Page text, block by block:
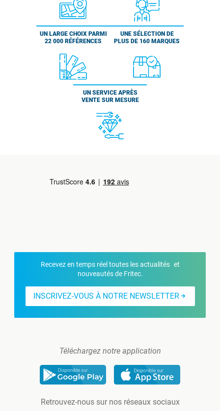
UN LARGE CHOIX PARMI
22 000 RÉFÉRENCES
UNE SÉLECTION DE
PLUS DE 160 MARQUES
UN SERVICE APRÈS
VENTE SUR MESURE
Recevez en temps réel toutes les actualités et
nouveautés de Fritec.
INSCRIVEZ-VOUS À NOTRE NEWSLETTER
Téléchargez notre application
Retrouvez-nous sur nos réseaux sociaux